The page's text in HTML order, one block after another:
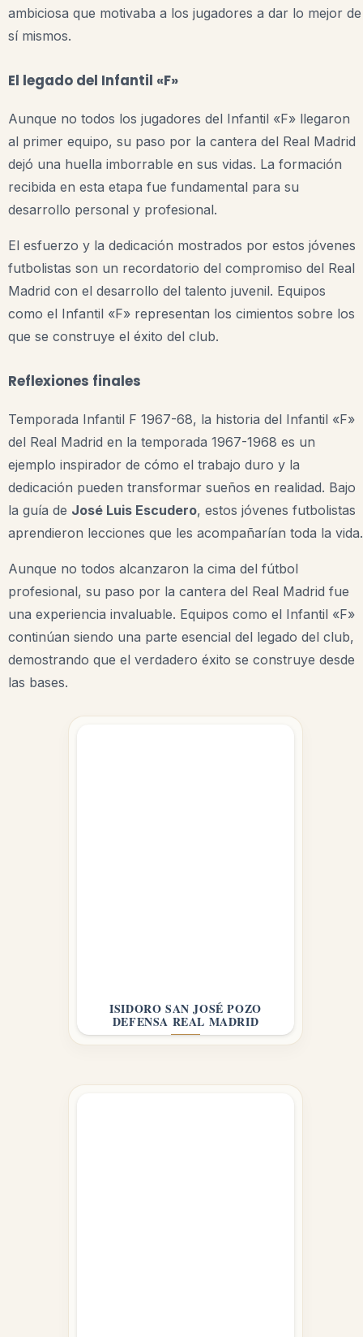
ambiciosa que motivaba a los jugadores a dar lo mejor de
sí mismos.
El legado del Infantil «F»
Aunque no todos los jugadores del Infantil «F» llegaron
al primer equipo, su paso por la cantera del Real Madrid
dejó una huella imborrable en sus vidas. La formación
recibida en esta etapa fue fundamental para su
desarrollo personal y profesional.
El esfuerzo y la dedicación mostrados por estos jóvenes
futbolistas son un recordatorio del compromiso del Real
Madrid con el desarrollo del talento juvenil. Equipos
como el Infantil «F» representan los cimientos sobre los
que se construye el éxito del club.
Reflexiones finales
Temporada Infantil F 1967-68, la historia del Infantil «F»
del Real Madrid en la temporada 1967-1968 es un
ejemplo inspirador de cómo el trabajo duro y la
dedicación pueden transformar sueños en realidad. Bajo
la guía de José Luis Escudero, estos jóvenes futbolistas
aprendieron lecciones que les acompañarían toda la vida.
Aunque no todos alcanzaron la cima del fútbol
profesional, su paso por la cantera del Real Madrid fue
una experiencia invaluable. Equipos como el Infantil «F»
continúan siendo una parte esencial del legado del club,
demostrando que el verdadero éxito se construye desde
las bases.
ISIDORO SAN JOSÉ POZO
DEFENSA REAL MADRID